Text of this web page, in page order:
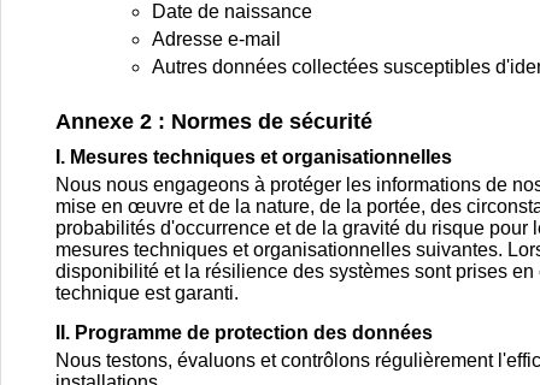
Date de naissance
Adresse e-mail
Autres données collectées susceptibles
Annexe 2 : Normes de sécurité
I. Mesures techniques et organisationnelles
Nous nous engageons à protéger les informations de
mise en œuvre et de la nature, de la portée, des
probabilités d'occurrence et de la gravité du risque
mesures techniques et organisationnelles suivantes.
disponibilité et la résilience des systèmes sont prises
technique est garanti.
II. Programme de protection des données
Nous testons, évaluons et contrôlons régulièrement